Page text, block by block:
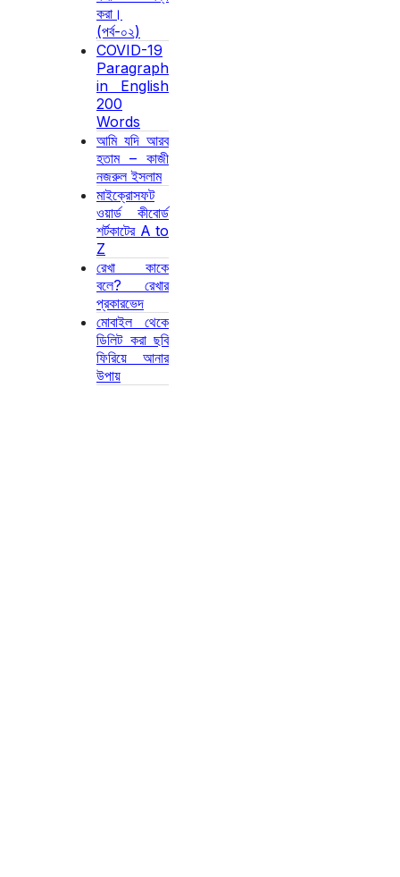
করা।
(পর্ব-০২)
COVID-19
Paragraph
in English
200
Words
আমি যদি আরব
হতাম – কাজী
নজরুল ইসলাম
মাইক্রোসফট
ওয়ার্ড কীবোর্ড
শর্টকাটের A to
Z
রেখা কাকে
বলে? রেখার
প্রকারভেদ
মোবাইল থেকে
ডিলিট করা ছবি
ফিরিয়ে আনার
উপায়